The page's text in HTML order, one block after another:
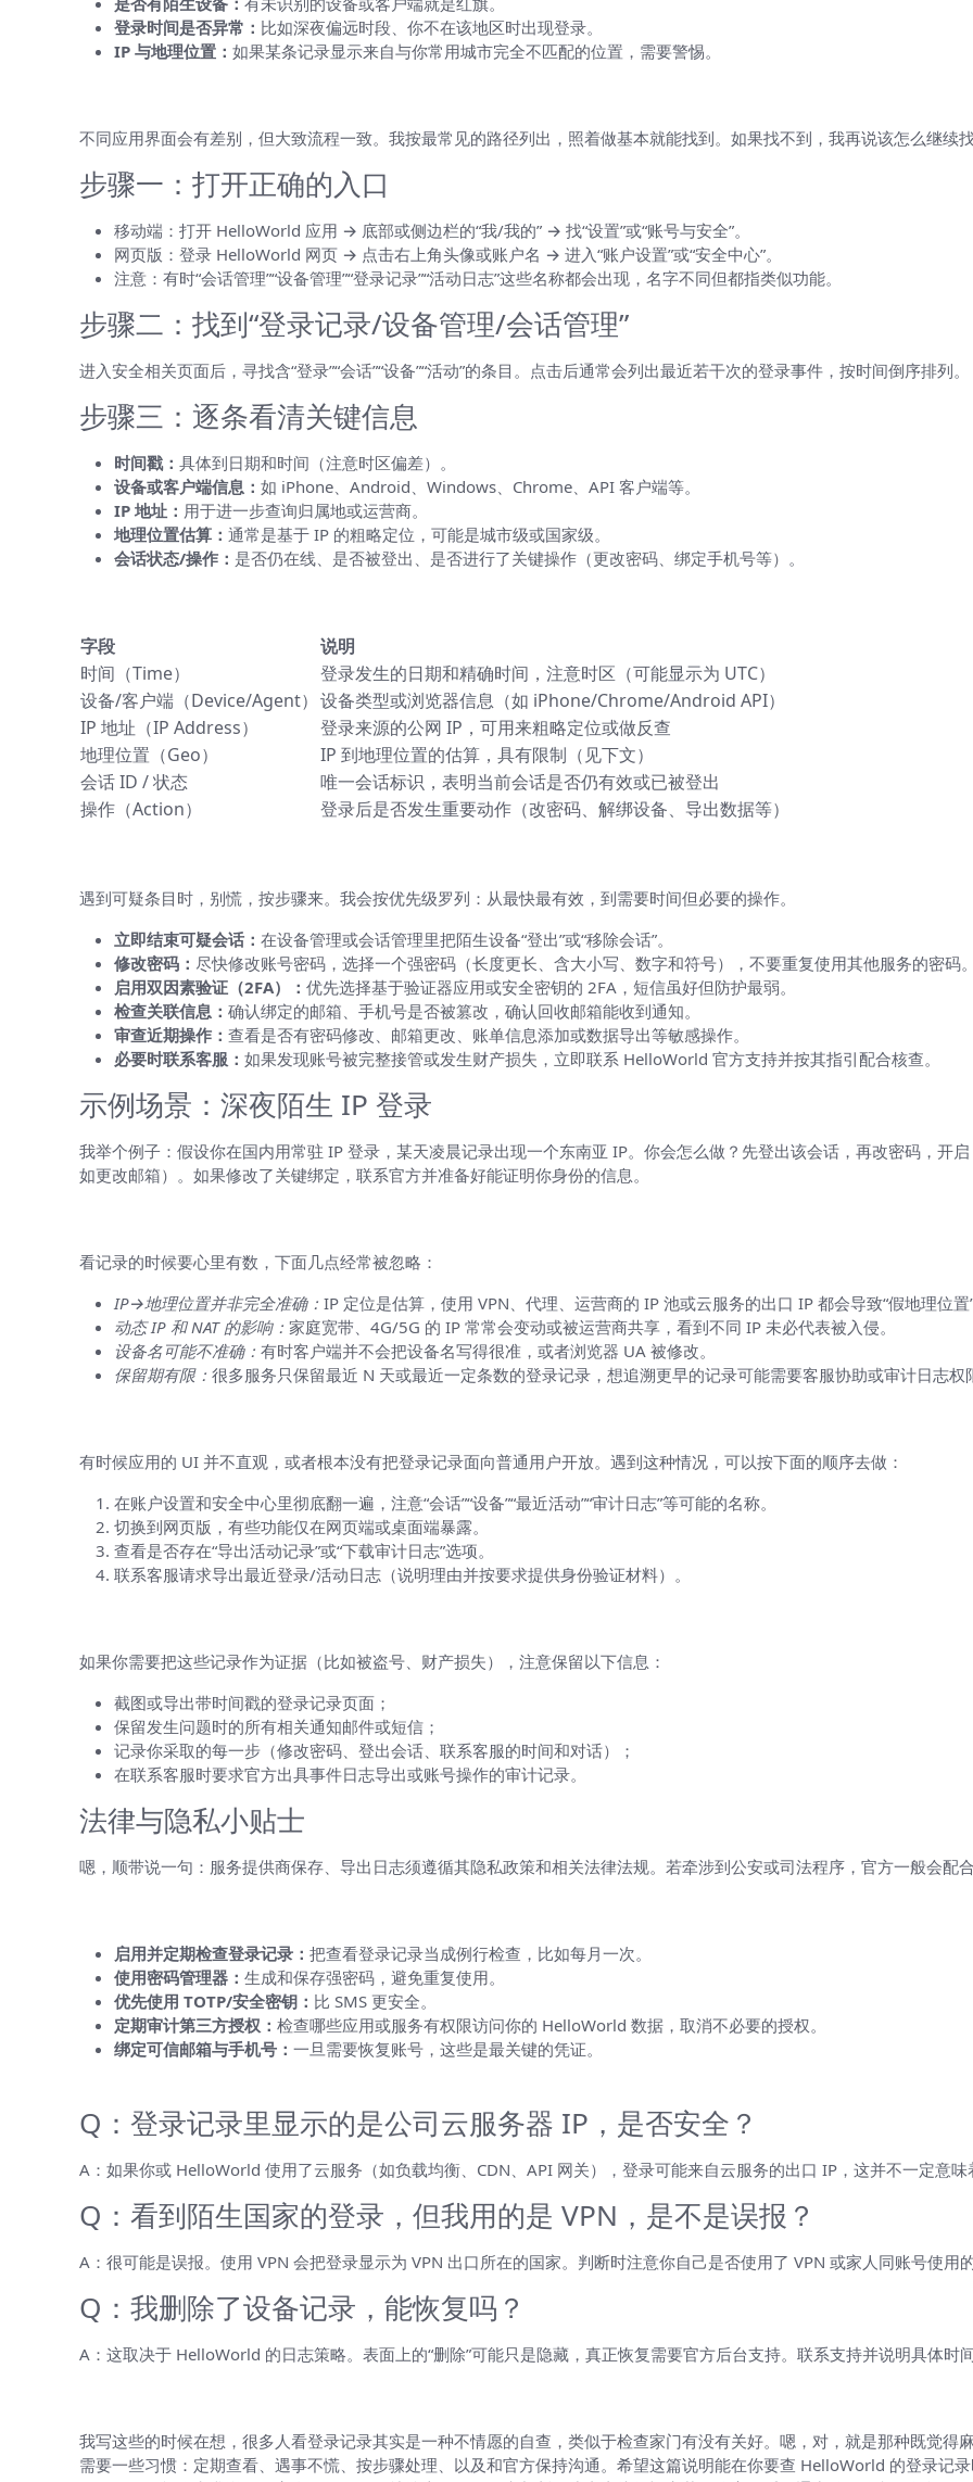
登录时间是否异常： 比如深夜偏远时段、你不在该地区时出现登录。
IP 与地理位置： 如果某条记录显示来自与你常用城市完全不匹配的位置，需要警惕。
不同应用界面会有差别，但大致流程一致。我按最常见的路径列出，照着做基本就能找到。如果找不到，我再说该怎么继续找
步骤一：打开正确的入口
移动端：打开 HelloWorld 应用 → 底部或侧边栏的“我/我的” → 找“设置”或“账号与安全”。
网页版：登录 HelloWorld 网页 → 点击右上角头像或账户名 → 进入“账户设置”或“安全中心”。
注意：有时“会话管理”“设备管理”“登录记录”“活动日志”这些名称都会出现，名字不同但都指类似功能。
步骤二：找到“登录记录/设备管理/会话管理”
进入安全相关页面后，寻找含“登录”“会话”“设备”“活动”的条目。点击后通常会列出最近若干次的登录事件，按时间倒序排列。
步骤三：逐条看清关键信息
时间戳： 具体到日期和时间（注意时区偏差）。
设备或客户端信息： 如 iPhone、Android、Windows、Chrome、API 客户端等。
IP 地址： 用于进一步查询归属地或运营商。
地理位置估算： 通常是基于 IP 的粗略定位，可能是城市级或国家级。
会话状态/操作： 是否仍在线、是否被登出、是否进行了关键操作（更改密码、绑定手机号等）。
字段
说明
时间（Time）
登录发生的日期和精确时间，注意时区（可能显示为 UTC）
设备/客户端（Device/Agent） 设备类型或浏览器信息（如 iPhone/Chrome/Android API）
IP 地址（IP Address）
登录来源的公网 IP，可用来粗略定位或做反查
地理位置（Geo）
IP 到地理位置的估算，具有限制（见下文）
会话 ID / 状态
唯一会话标识，表明当前会话是否仍有效或已被登出
操作（Action）
登录后是否发生重要动作（改密码、解绑设备、导出数据等）
遇到可疑条目时，别慌，按步骤来。我会按优先级罗列：从最快最有效，到需要时间但必要的操作。
立即结束可疑会话： 在设备管理或会话管理里把陌生设备“登出”或“移除会话”。
修改密码： 尽快修改账号密码，选择一个强密码（长度更长、含大小写、数字和符号），不要重复使用其他服务的密码。
启用双因素验证（2FA）： 优先选择基于验证器应用或安全密钥的 2FA，短信虽好但防护最弱。
检查关联信息： 确认绑定的邮箱、手机号是否被篡改，确认回收邮箱能收到通知。
审查近期操作： 查看是否有密码修改、邮箱更改、账单信息添加或数据导出等敏感操作。
必要时联系客服： 如果发现账号被完整接管或发生财产损失，立即联系 HelloWorld 官方支持并按其指引配合核查。
示例场景：深夜陌生 IP 登录
我举个例子：假设你在国内用常驻 IP 登录，某天凌晨记录出现一个东南亚 IP。你会怎么做？先登出该会话，再改密码，开
如更改邮箱）。如果修改了关键绑定，联系官方并准备好能证明你身份的信息。
看记录的时候要心里有数，下面几点经常被忽略：
IP→地理位置并非完全准确： IP 定位是估算，使用 VPN、代理、运营商的 IP 池或云服务的出口 IP 都会导致“假地理位置”
动态 IP 和 NAT 的影响： 家庭宽带、4G/5G 的 IP 常常会变动或被运营商共享，看到不同 IP 未必代表被入侵。
设备名可能不准确： 有时客户端并不会把设备名写得很准，或者浏览器 UA 被修改。
保留期有限： 很多服务只保留最近 N 天或最近一定条数的登录记录，想追溯更早的记录可能需要客服协助或审计日志权
有时候应用的 UI 并不直观，或者根本没有把登录记录面向普通用户开放。遇到这种情况，可以按下面的顺序去做：
在账户设置和安全中心里彻底翻一遍，注意“会话”“设备”“最近活动”“审计日志”等可能的名称。
切换到网页版，有些功能仅在网页端或桌面端暴露。
查看是否存在“导出活动记录”或“下载审计日志”选项。
联系客服请求导出最近登录/活动日志（说明理由并按要求提供身份验证材料）。
如果你需要把这些记录作为证据（比如被盗号、财产损失），注意保留以下信息：
截图或导出带时间戳的登录记录页面；
保留发生问题时的所有相关通知邮件或短信；
记录你采取的每一步（修改密码、登出会话、联系客服的时间和对话）；
在联系客服时要求官方出具事件日志导出或账号操作的审计记录。
法律与隐私小贴士
嗯，顺带说一句：服务提供商保存、导出日志须遵循其隐私政策和相关法律法规。若牵涉到公安或司法程序，官方一般会配
启用并定期检查登录记录： 把查看登录记录当成例行检查，比如每月一次。
使用密码管理器： 生成和保存强密码，避免重复使用。
优先使用 TOTP/安全密钥： 比 SMS 更安全。
定期审计第三方授权： 检查哪些应用或服务有权限访问你的 HelloWorld 数据，取消不必要的授权。
绑定可信邮箱与手机号： 一旦需要恢复账号，这些是最关键的凭证。
Q：登录记录里显示的是公司云服务器 IP，是否安全？
A：如果你或 HelloWorld 使用了云服务（如负载均衡、CDN、API 网关），登录可能来自云服务的出口 IP，这并不一定意味
Q：看到陌生国家的登录，但我用的是 VPN，是不是误报？
A：很可能是误报。使用 VPN 会把登录显示为 VPN 出口所在的国家。判断时注意你自己是否使用了 VPN 或家人同账号使用的
Q：我删除了设备记录，能恢复吗？
A：这取决于 HelloWorld 的日志策略。表面上的“删除”可能只是隐藏，真正恢复需要官方后台支持。联系支持并说明具体时间
我写这些的时候在想，很多人看登录记录其实是一种不情愿的自查，类似于检查家门有没有关好。嗯，对，就是那种既觉得
需要一些习惯：定期查看、遇事不慌、按步骤处理、以及和官方保持沟通。希望这篇说明能在你要查 HelloWorld 的登录记